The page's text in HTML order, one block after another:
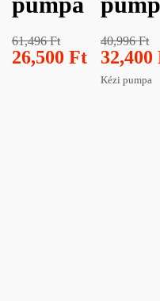
61,496Ft
26,500 Ft
40,996Ft
32,400
Kézi pumpa